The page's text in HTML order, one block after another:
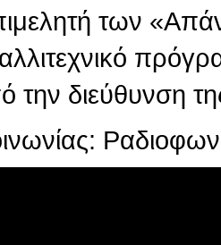
των
την διεύθυνση